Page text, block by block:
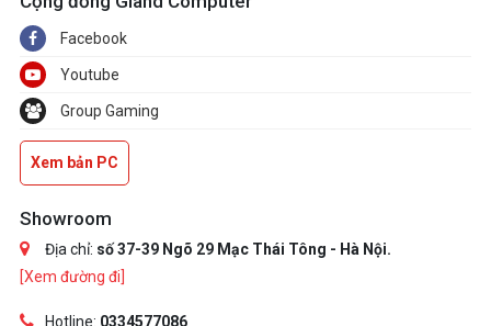
Facebook
Youtube
Group Gaming
Xem bản PC
Showroom
Địa chỉ: số 37-39 Ngõ 29 Mạc Thái Tông - Hà Nội.
[Xem đường đi]
Hotline: 0334577086